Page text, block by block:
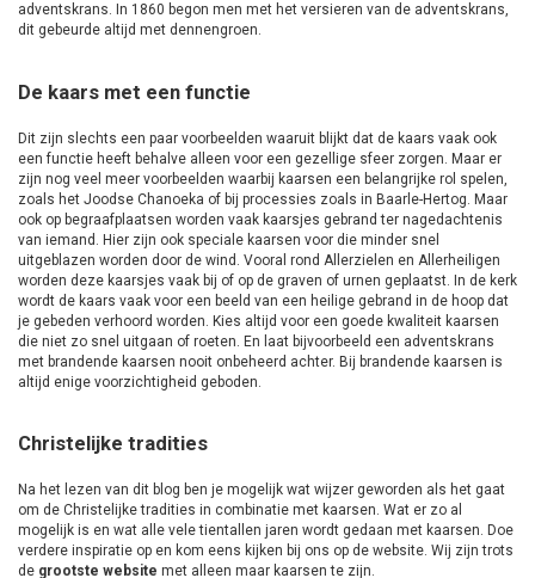
adventskrans. In 1860 begon men met het versieren van de adventskrans,
dit gebeurde altijd met dennengroen.
De kaars met een functie
Dit zijn slechts een paar voorbeelden waaruit blijkt dat de kaars vaak ook
een functie heeft behalve alleen voor een gezellige sfeer zorgen. Maar er
zijn nog veel meer voorbeelden waarbij kaarsen een belangrijke rol spelen,
zoals het Joodse Chanoeka of bij processies zoals in Baarle-Hertog. Maar
ook op begraafplaatsen worden vaak kaarsjes gebrand ter nagedachtenis
van iemand. Hier zijn ook speciale kaarsen voor die minder snel
uitgeblazen worden door de wind. Vooral rond Allerzielen en Allerheiligen
worden deze kaarsjes vaak bij of op de graven of urnen geplaatst. In de kerk
wordt de kaars vaak voor een beeld van een heilige gebrand in de hoop dat
je gebeden verhoord worden. Kies altijd voor een goede kwaliteit kaarsen
die niet zo snel uitgaan of roeten. En laat bijvoorbeeld een adventskrans
met brandende kaarsen nooit onbeheerd achter. Bij brandende kaarsen is
altijd enige voorzichtigheid geboden.
Christelijke tradities
Na het lezen van dit blog ben je mogelijk wat wijzer geworden als het gaat
om de Christelijke tradities in combinatie met kaarsen. Wat er zo al
mogelijk is en wat alle vele tientallen jaren wordt gedaan met kaarsen. Doe
verdere inspiratie op en kom eens kijken bij ons op de website. Wij zijn trots
de grootste website met alleen maar kaarsen te zijn.